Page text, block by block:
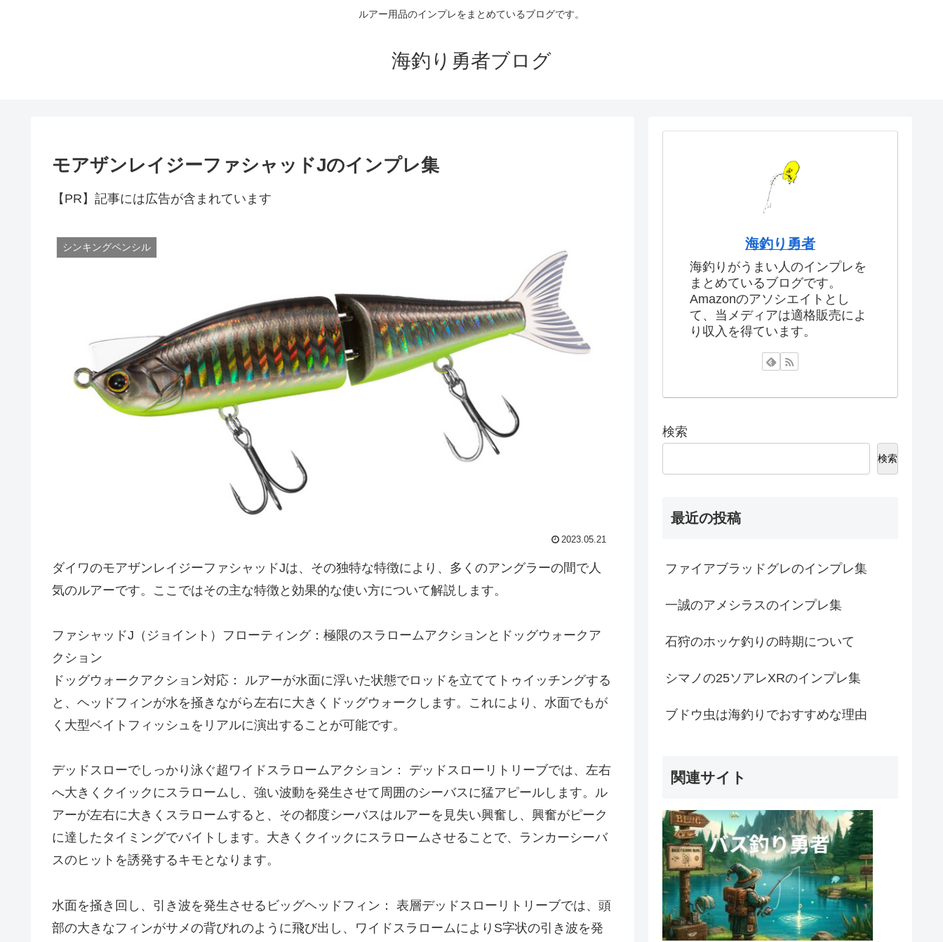
ルアー用品のインプレをまとめているブログです。
海釣り勇者ブログ
モアザンレイジーファシャッドJのインプレ集
【PR】記事には広告が含まれています
シンキングペンシル
2023.05.21
ダイワのモアザンレイジーファシャッドJは、その独特な特徴により、多くのアングラーの間で人
気のルアーです。ここではその主な特徴と効果的な使い方について解説します。
ファシャッドJ（ジョイント）フローティング：極限のスラロームアクションとドッグウォークア
クション
ドッグウォークアクション対応： ルアーが水面に浮いた状態でロッドを立ててトゥイッチングする
と、ヘッドフィンが水を掻きながら左右に大きくドッグウォークします。これにより、水面でもが
く大型ベイトフィッシュをリアルに演出することが可能です。
デッドスローでしっかり泳ぐ超ワイドスラロームアクション： デッドスローリトリーブでは、左右
へ大きくクイックにスラロームし、強い波動を発生させて周囲のシーバスに猛アピールします。ル
アーが左右に大きくスラロームすると、その都度シーバスはルアーを見失い興奮し、興奮がピーク
に達したタイミングでバイトします。大きくクイックにスラロームさせることで、ランカーシーバ
スのヒットを誘発するキモとなります。
水面を掻き回し、引き波を発生させるビッグヘッドフィン： 表層デッドスローリトリーブでは、頭
部の大きなフィンがサメの背びれのように飛び出し、ワイドスラロームによりS字状の引き波を発
海釣り勇者
海釣りがうまい人のインプレを
まとめているブログです。
Amazonのアソシエイトとし
て、当メディアは適格販売によ
り収入を得ています。
検索
検索
最近の投稿
ファイアブラッドグレのインプレ集
一誠のアメシラスのインプレ集
石狩のホッケ釣りの時期について
シマノの25ソアレXRのインプレ集
ブドウ虫は海釣りでおすすめな理由
関連サイト